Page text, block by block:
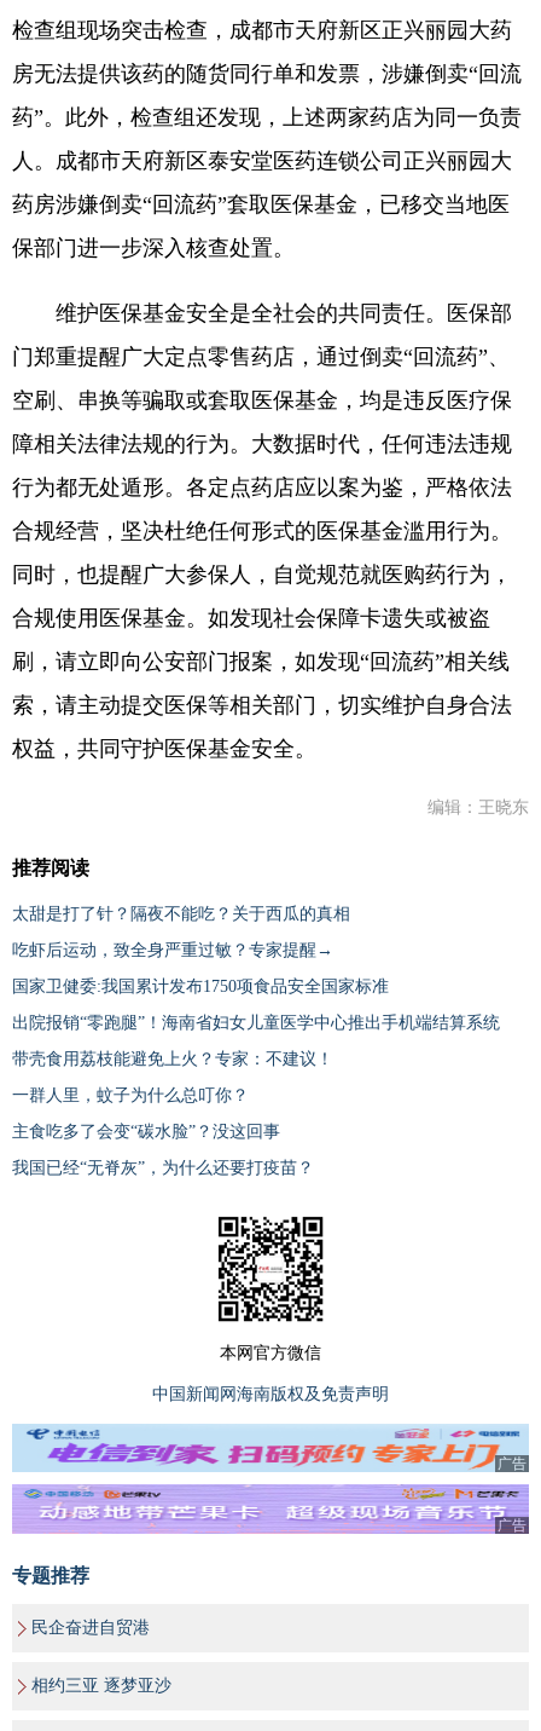
检查组现场突击检查，成都市天府新区正兴丽园大药
房无法提供该药的随货同行单和发票，涉嫌倒卖“回流
药”。此外，检查组还发现，上述两家药店为同一负责
人。成都市天府新区泰安堂医药连锁公司正兴丽园大
药房涉嫌倒卖“回流药”套取医保基金，已移交当地医
保部门进一步深入核查处置。
维护医保基金安全是全社会的共同责任。医保部
门郑重提醒广大定点零售药店，通过倒卖“回流药”、
空刷、串换等骗取或套取医保基金，均是违反医疗保
障相关法律法规的行为。大数据时代，任何违法违规
行为都无处遁形。各定点药店应以案为鉴，严格依法
合规经营，坚决杜绝任何形式的医保基金滥用行为。
同时，也提醒广大参保人，自觉规范就医购药行为，
合规使用医保基金。如发现社会保障卡遗失或被盗
刷，请立即向公安部门报案，如发现“回流药”相关线
索，请主动提交医保等相关部门，切实维护自身合法
权益，共同守护医保基金安全。
编辑：王晓东
推荐阅读
太甜是打了针？隔夜不能吃？关于西瓜的真相
吃虾后运动，致全身严重过敏？专家提醒→
国家卫健委:我国累计发布1750项食品安全国家标准
出院报销“零跑腿”！海南省妇女儿童医学中心推出手机端结算系统
带壳食用荔枝能避免上火？专家：不建议！
一群人里，蚊子为什么总叮你？
主食吃多了会变“碳水脸”？没这回事
我国已经“无脊灰”，为什么还要打疫苗？
本网官方微信
中国新闻网海南版权及免责声明
广告
广告
专题推荐
民企奋进自贸港
相约三亚 逐梦亚沙